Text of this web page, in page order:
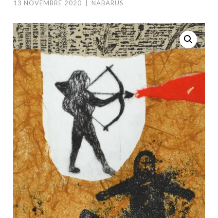
13 NOVEMBRE 2020 NABARUS